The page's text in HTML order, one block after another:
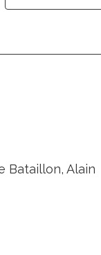
Bataillon, Alain